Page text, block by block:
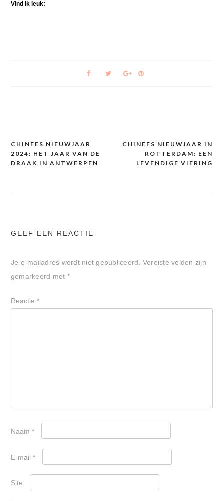
Vind ik leuk:
Bericht
navigatie
CHINEES NIEUWJAAR
2024: HET JAAR VAN DE
DRAAK IN ANTWERPEN
CHINEES NIEUWJAAR IN
ROTTERDAM: EEN
LEVENDIGE VIERING
GEEF EEN REACTIE
Je e-mailadres wordt niet gepubliceerd.
Vereiste velden zijn
gemarkeerd met *
Reactie *
Naam *
E-mail *
Site